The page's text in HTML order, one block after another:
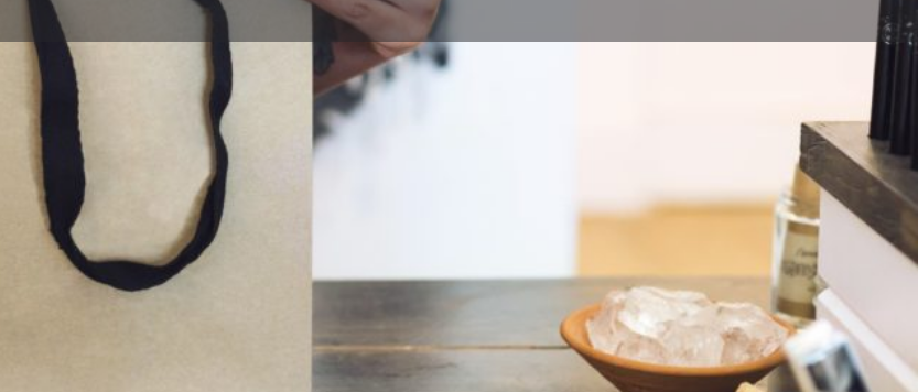
Descripción 0
Compartir
10:00 - 14:00
18:00 - 21:00
10:00 - 14:00